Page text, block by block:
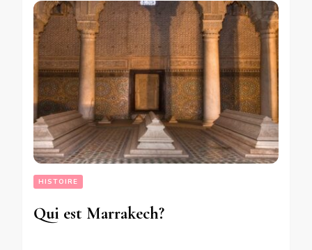
HISTOIRE
Qui est Marrakech?